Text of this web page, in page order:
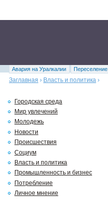
Авария на Уралкалии Переселение
Заглавная › Власть и политика ›
Городская среда
Мир увлечений
Молодежь
Новости
Происшествия
Социум
Власть и политика
Промышленность и бизнес
Потребление
Личное мнение